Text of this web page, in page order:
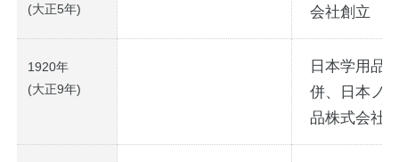
公式オンラインショップ
企業情報
(大正5年)
会社創立
1920年
(大正9年)
日本学用品(
併、日本ノ
品株式会社